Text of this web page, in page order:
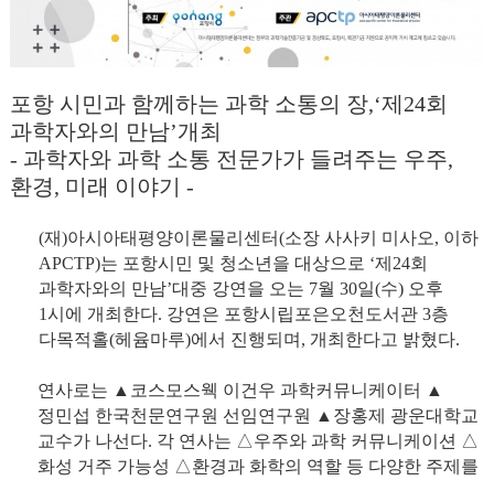
포항 시민과 함께하는 과학 소통의 장,‘제24회
과학자와의 만남’개최
- 과학자와 과학 소통 전문가가 들려주는 우주,
환경, 미래 이야기 -
(재)아시아태평양이론물리센터(소장 사사키 미사오, 이하
APCTP)는 포항시민 및 청소년을 대상으로 ‘제24회
과학자와의 만남’대중 강연을 오는 7월 30일(수) 오후
1시에 개최한다. 강연은 포항시립포은오천도서관 3층
다목적홀(헤윰마루)에서 진행되며, 개최한다고 밝혔다.
연사로는 ▲코스모스웩 이건우 과학커뮤니케이터 ▲
정민섭 한국천문연구원 선임연구원 ▲장홍제 광운대학교
교수가 나선다. 각 연사는 △우주와 과학 커뮤니케이션 △
화성 거주 가능성 △환경과 화학의 역할 등 다양한 주제를